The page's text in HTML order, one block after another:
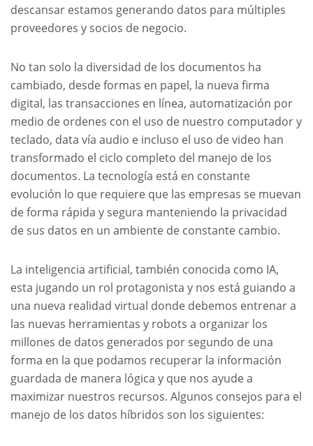
descansar estamos generando datos para múltiples
proveedores y socios de negocio.
No tan solo la diversidad de los documentos ha
cambiado, desde formas en papel, la nueva firma
digital, las transacciones en línea, automatización por
medio de ordenes con el uso de nuestro computador y
teclado, data vía audio e incluso el uso de video han
transformado el ciclo completo del manejo de los
documentos. La tecnología está en constante
evolución lo que requiere que las empresas se muevan
de forma rápida y segura manteniendo la privacidad
de sus datos en un ambiente de constante cambio.
La inteligencia artificial, también conocida como IA,
esta jugando un rol protagonista y nos está guiando a
una nueva realidad virtual donde debemos entrenar a
las nuevas herramientas y robots a organizar los
millones de datos generados por segundo de una
forma en la que podamos recuperar la información
guardada de manera lógica y que nos ayude a
maximizar nuestros recursos. Algunos consejos para el
manejo de los datos híbridos son los siguientes: